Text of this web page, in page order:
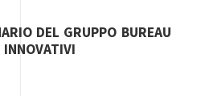
DEL GRUPPO BUREAU
INNOVATIVI